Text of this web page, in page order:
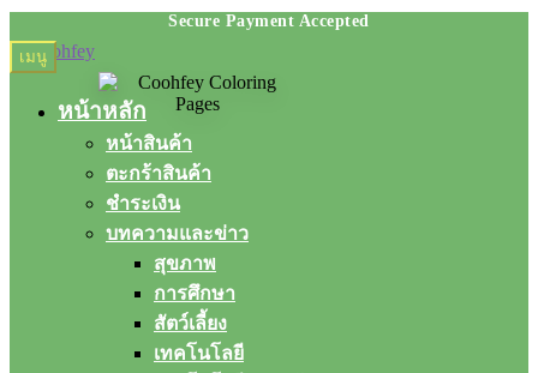
Skip
to
Skip
to
เมนู
หน้าหลัก
หน้าสินค้า
ตะกร้าสินค้า
ชำระเงิน
บทความและข่าว
สุขภาพ
การศึกษา
สัตว์เลี้ยง
เทคโนโลยี